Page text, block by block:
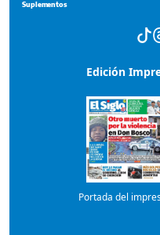
Portada del